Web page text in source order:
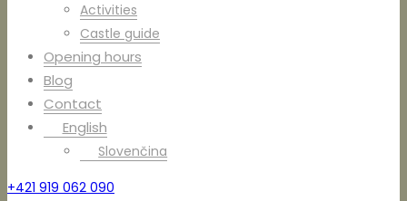
Activities
Castle guide
Opening hours
Blog
Contact
English
Slovenčina
+421 919 062 090